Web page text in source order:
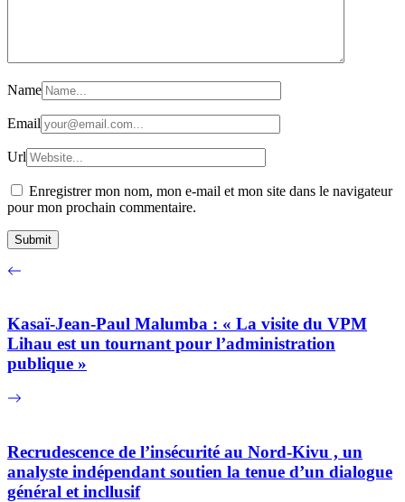
Name
Email
Url
Enregistrer mon nom, mon e-mail et mon site dans le navigateur
pour mon prochain commentaire.
Kasaï-Jean-Paul Malumba : « La visite du VPM
Lihau est un tournant pour l’administration
publique »
Recrudescence de l’insécurité au Nord-Kivu , un
analyste indépendant soutien la tenue d’un dialogue
général et incllusif